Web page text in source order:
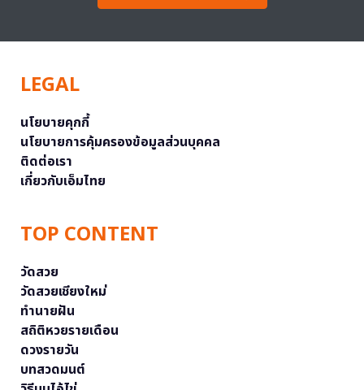
LEGAL
นโยบายคุกกี้
นโยบายการคุ้มครองข้อมูลส่วนบุคคล
ติดต่อเรา
เกี่ยวกับเอ็มไทย
TOP CONTENT
วัดสวย
วัดสวยเชียงใหม่
ทำนายฝัน
สถิติหวยรายเดือน
ดวงรายวัน
บทสวดมนต์